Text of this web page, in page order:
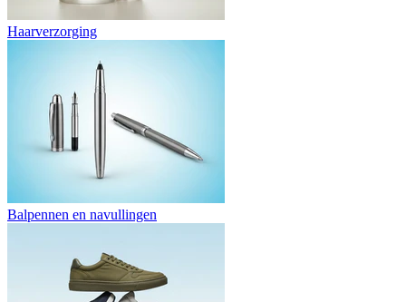
Haarverzorging
Balpennen en navullingen